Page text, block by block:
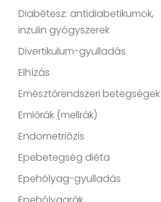
Diabétesz: antidiabetikumok,
inzulin gyógyszerek
Divertikulum-gyulladás
Elhízás
Emésztőrendszeri betegségek
Emlőrák (mellrák)
Endometriózis
Epebetegség diéta
Epehólyag-gyulladás